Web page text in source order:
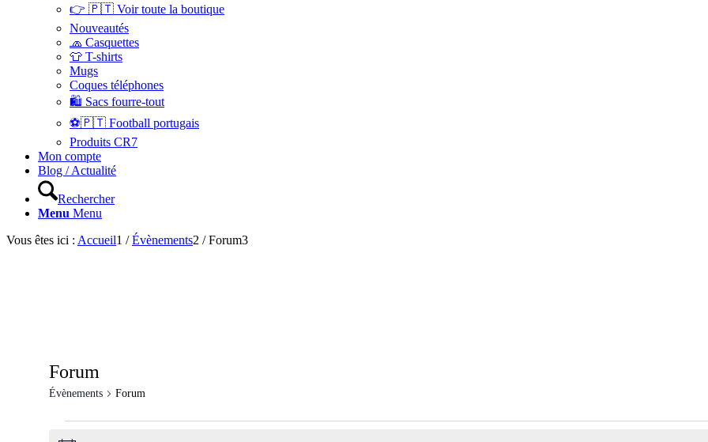
👉 🇵🇹 Voir toute la boutique
Nouveautés
🧢 Casquettes
👕 T-shirts
Mugs
Coques téléphones
🛍 Sacs fourre-tout
⚽🇵🇹 Football portugais
Produits CR7
Mon compte
Blog / Actualité
Rechercher
Menu Menu
Vous êtes ici : Accueil1 / Évènements2 / Forum3
Forum
Évènements Forum